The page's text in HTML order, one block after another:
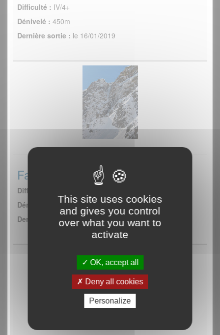
Difficulté : IV/4+
Dénivelé : 450m
Dernière sortie : le 16/01/2019
Fantomas
Difficulté :
Dénivelé :
500m
Dernière sortie :le 12/01/2019
This site uses cookies
and gives you control
over what you want to
activate
OK, accept all
Deny all cookies
Personalize